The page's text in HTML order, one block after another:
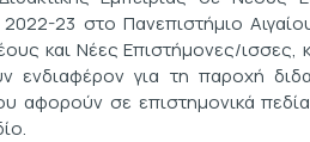
23 στο Πανεπιστήμιο
και Νέες Επιστήμονες/ισσες,
ενδιαφέρον για τη παροχή
αφορούν σε επιστημονικά